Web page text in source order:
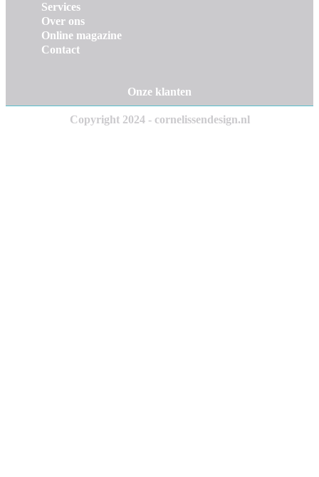
Services
Over ons
Online magazine
Contact
Onze klanten
Copyright 2024 - cornelissendesign.nl